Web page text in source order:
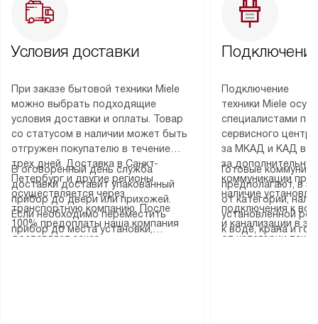
Условия доставки
При заказе бытовой техники Miele
можно выбрать подходящие
условия доставки и оплаты. Товар
со статусом в наличии может быть
отгружен покупателю в течение
трех дней. Доставка в Санкт-
Петербург и другие регионы
осуществляется через
транспортную компанию. После
100% предоплаты наша компания
доставляет заказ
В оговоренный день служба
доставки доставит упакованный
прибор до двери или прихожей.
Если необходимо переместить
прибор до места установки,
Подключение
техники Miele
специалистами
сервисного
за МКАД и КАД
за
коммуникации
наличие
подключения к
и канализации в
от категории
Готовые
предполагают, в
от категории,
установленной
к воде, крана и